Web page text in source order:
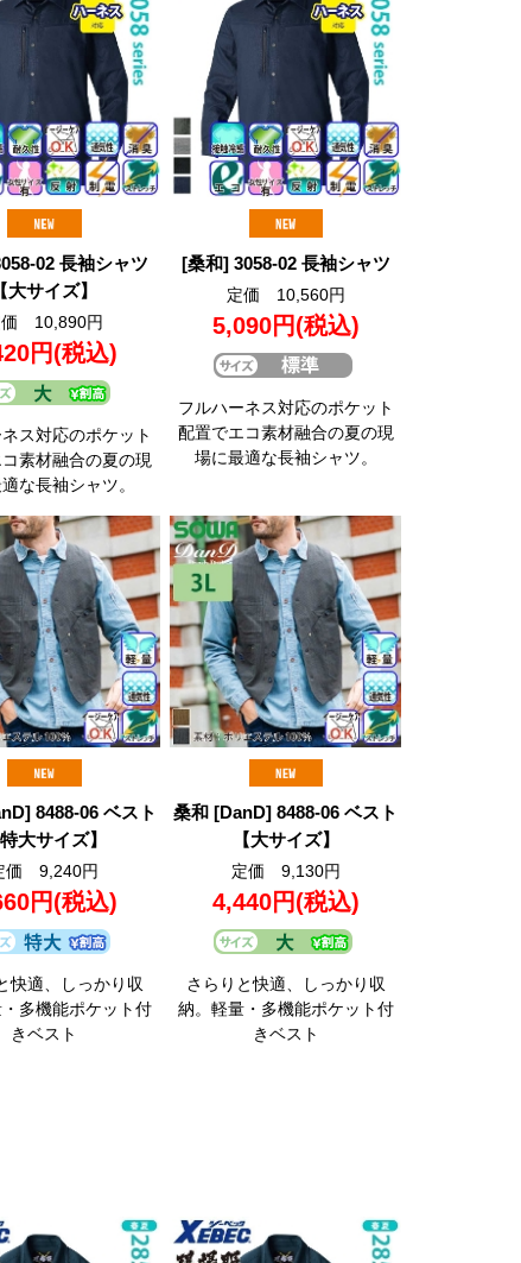
02 長袖シャツ
【大サイズ】
価 10,890円
円(税込)
ス対応のポケット
素材融合の夏の現
な長袖シャツ。
[桑和] 3058-02 長袖シャツ
定価 10,560円
5,090円(税込)
フルハーネス対応のポケット
配置でエコ素材融合の夏の現
場に最適な長袖シャツ。
8488-06 ベスト
特大サイズ】
価 9,240円
円(税込)
快適、しっかり収
多機能ポケット付
きベスト
桑和 [DanD] 8488-06 ベスト
【大サイズ】
定価 9,130円
4,440円(税込)
さらりと快適、しっかり収
納。軽量・多機能ポケット付
きベスト